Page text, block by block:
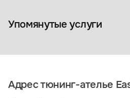
Упомянутые услуги
Коврики из экокожи
Адрес тюнинг-ателье